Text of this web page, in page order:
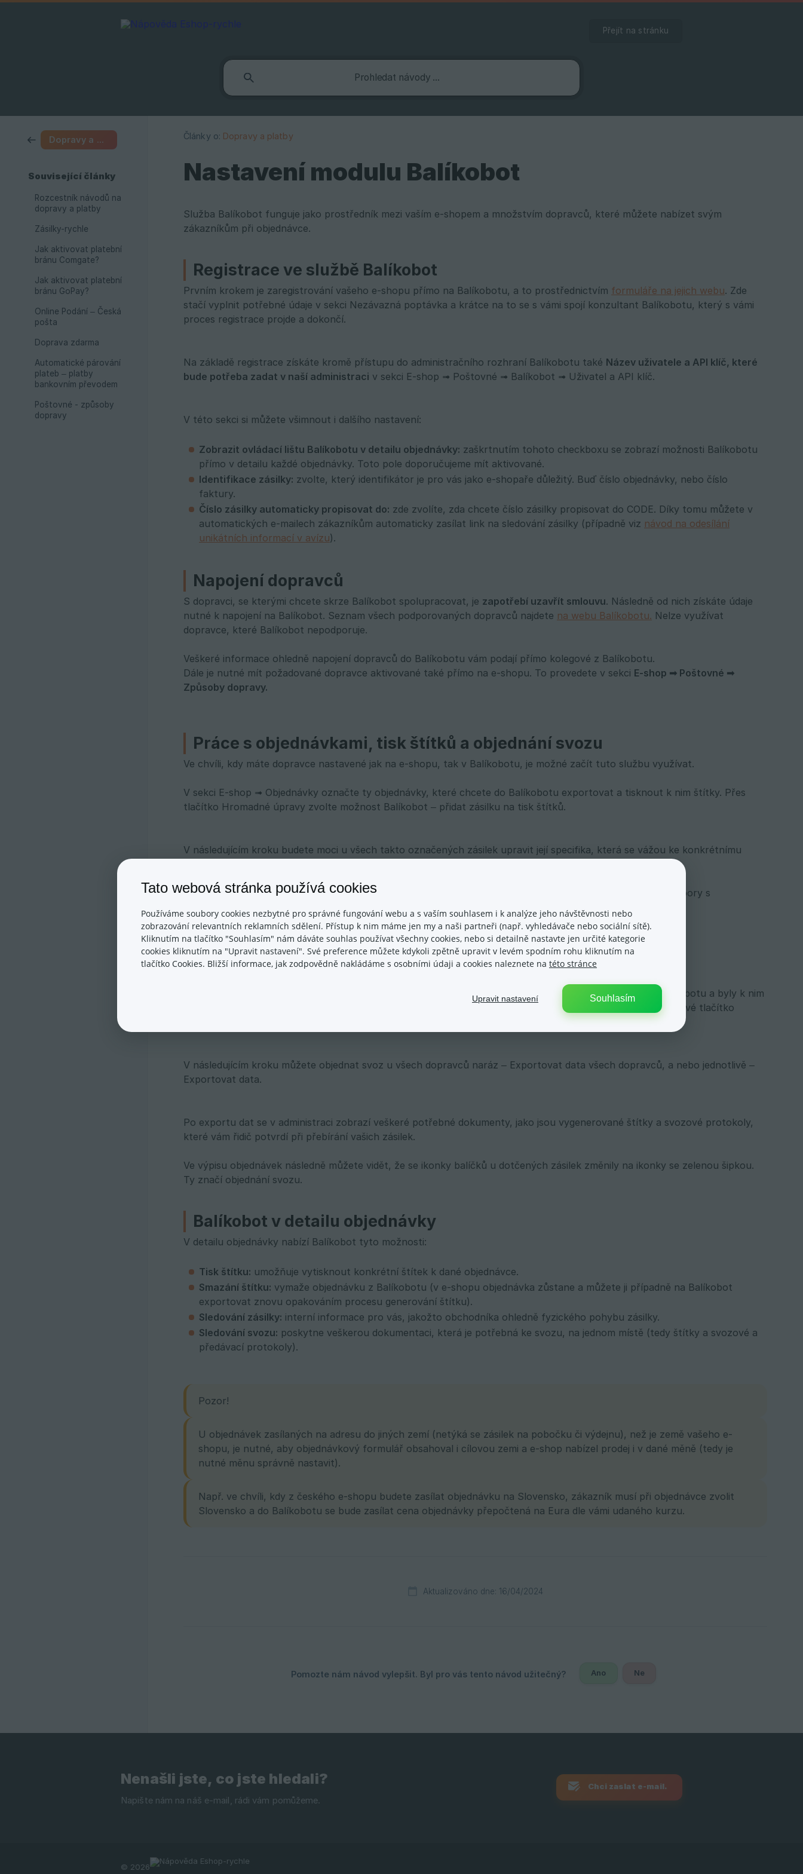
Přejít na stránku
Dopravy a platby
Související články
Rozcestník návodů na
dopravy a platby
Zásilky-rychle
Jak aktivovat platební
bránu Comgate?
Jak aktivovat platební
bránu GoPay?
Online Podání – Česká
pošta
Doprava zdarma
Automatické párování
plateb – platby
bankovním převodem
Poštovné - způsoby
dopravy
Články o: Dopravy a platby
Nastavení modulu Balíkobot
Služba Balíkobot funguje jako prostředník mezi vaším e-shopem a množstvím dopravců, které můžete nabízet svým
zákazníkům při objednávce.
Registrace ve službě Balíkobot
Prvním krokem je zaregistrování vašeho e-shopu přímo na Balíkobotu, a to prostřednictvím formuláře na jejich webu. Zde
stačí vyplnit potřebné údaje v sekci Nezávazná poptávka a krátce na to se s vámi spojí konzultant Balíkobotu, který s vámi
proces registrace projde a dokončí.
Na základě registrace získáte kromě přístupu do administračního rozhraní Balíkobotu také Název uživatele a API klíč, které
bude potřeba zadat v naší administraci v sekci E-shop ➟ Poštovné ➟ Balíkobot ➟ Uživatel a API klíč.
V této sekci si můžete všimnout i dalšího nastavení:
Zobrazit ovládací lištu Balíkobotu v detailu objednávky: zaškrtnutím tohoto checkboxu se zobrazí možnosti Balíkobotu
přímo v detailu každé objednávky. Toto pole doporučujeme mít aktivované.
Identifikace zásilky: zvolte, který identifikátor je pro vás jako e-shopaře důležitý. Buď číslo objednávky, nebo číslo
faktury.
Číslo zásilky automaticky propisovat do: zde zvolíte, zda chcete číslo zásilky propisovat do CODE. Díky tomu můžete v
automatických e-mailech zákazníkům automaticky zasílat link na sledování zásilky (případně viz návod na odesílání
unikátních informací v avízu).
Napojení dopravců
S dopravci, se kterými chcete skrze Balíkobot spolupracovat, je zapotřebí uzavřít smlouvu. Následně od nich získáte údaje
nutné k napojení na Balíkobot. Seznam všech podporovaných dopravců najdete na webu Balíkobotu. Nelze využívat
dopravce, které Balíkobot nepodporuje.
Veškeré informace ohledně napojení dopravců do Balíkobotu vám podají přímo kolegové z Balíkobotu.
Dále je nutné mít požadované dopravce aktivované také přímo na e-shopu. To provedete v sekci E-shop ➟ Poštovné ➟
Způsoby dopravy.
Práce s objednávkami, tisk štítků a objednání svozu
Ve chvíli, kdy máte dopravce nastavené jak na e-shopu, tak v Balíkobotu, je možné začít tuto službu využívat.
V sekci E-shop ➟ Objednávky označte ty objednávky, které chcete do Balíkobotu exportovat a tisknout k nim štítky. Přes
tlačítko Hromadné úpravy zvolte možnost Balíkobot – přidat zásilku na tisk štítků.
V následujícím kroku budete moci u všech takto označených zásilek upravit její specifika, která se vážou ke konkrétnímu
Ve chvíli, kdy kliknete na tlačítko Odeslat, se informace o zásilkách exportují do Balíkobotu a vy získáte soubory s
vygenerovanými štítky pro tisk.
S objednávkami můžete nadále pracovat jak v administraci Balíkobotu, tak v administraci e-shopu.
můžete vidět ty objednávky, jejichž data byla exportována do prostředí Balíkobotu a byly k nim
tedy vygenerovány štítky. Tyto objednávky poznáte dle ikonky balíčku. Zároveň nad objednávkami uvidíte nové tlačítko
pro všechny označené objednávky objednáte svoz.
V následujícím kroku můžete objednat svoz u všech dopravců naráz – Exportovat data všech dopravců, a nebo jednotlivě –
Exportovat data.
Po exportu dat se v administraci zobrazí veškeré potřebné dokumenty, jako jsou vygenerované štítky a svozové protokoly,
které vám řidič potvrdí při přebírání vašich zásilek.
Ve výpisu objednávek následně můžete vidět, že se ikonky balíčků u dotčených zásilek změnily na ikonky se zelenou šipkou.
Ty značí objednání svozu.
Balíkobot v detailu objednávky
V detailu objednávky nabízí Balíkobot tyto možnosti:
Tisk štítku: umožňuje vytisknout konkrétní štítek k dané objednávce.
Smazání štítku: vymaže objednávku z Balíkobotu (v e-shopu objednávka zůstane a můžete ji případně na Balíkobot
exportovat znovu opakováním procesu generování štítku).
Sledování zásilky: interní informace pro vás, jakožto obchodníka ohledně fyzického pohybu zásilky.
Sledování svozu: poskytne veškerou dokumentaci, která je potřebná ke svozu, na jednom místě (tedy štítky a svozové a
předávací protokoly).
Pozor!
U objednávek zasílaných na adresu do jiných zemí (netýká se zásilek na pobočku či výdejnu), než je země vašeho e-
shopu, je nutné, aby objednávkový formulář obsahoval i cílovou zemi a e-shop nabízel prodej i v dané měně (tedy je
nutné měnu správně nastavit).
Např. ve chvíli, kdy z českého e-shopu budete zasílat objednávku na Slovensko, zákazník musí při objednávce zvolit
Slovensko a do Balíkobotu se bude zasílat cena objednávky přepočtená na Eura dle vámi udaného kurzu.
Aktualizováno dne: 16/04/2024
Ano Ne
Nenašli jste, co jste hledali? Chci zaslat e-mail.
© 2026
Tato webová stránka používá cookies
Používáme soubory cookies nezbytné pro správné fungování webu a s vaším souhlasem i k analýze jeho návštěvnosti nebo
zobrazování relevantních reklamních sdělení. Přístup k nim máme jen my a naši partneři (např. vyhledávače nebo sociální sítě).
Kliknutím na tlačítko "Souhlasím" nám dáváte souhlas používat všechny cookies, nebo si detailně nastavte jen určité kategorie
cookies kliknutím na "Upravit nastavení". Své preference můžete kdykoli zpětně upravit v levém spodním rohu kliknutím na
tlačítko Cookies. Bližší informace, jak zodpovědně nakládáme s osobními údaji a cookies naleznete na této stránce
Souhlasím
Upravit nastavení